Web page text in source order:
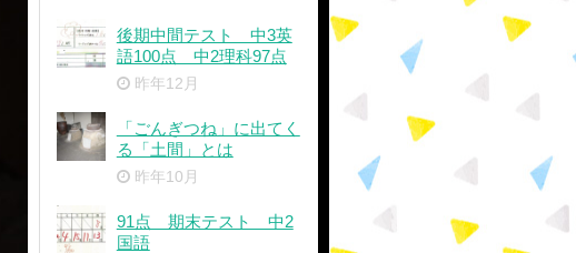
後期中間テスト 中3英
語100点 中2理科97点
昨年12月
「ごんぎつね」に出てく
る「土間」とは
昨年10月
91点 期末テスト 中2
国語